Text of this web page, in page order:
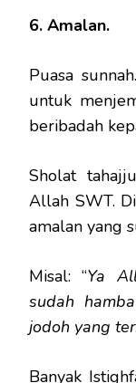
6. Amalan.
Puasa
untuk
beribadah
Sholat
Allah SWT.
amalan yang
Misal: “Ya
sudah
jodoh yang
Banyak